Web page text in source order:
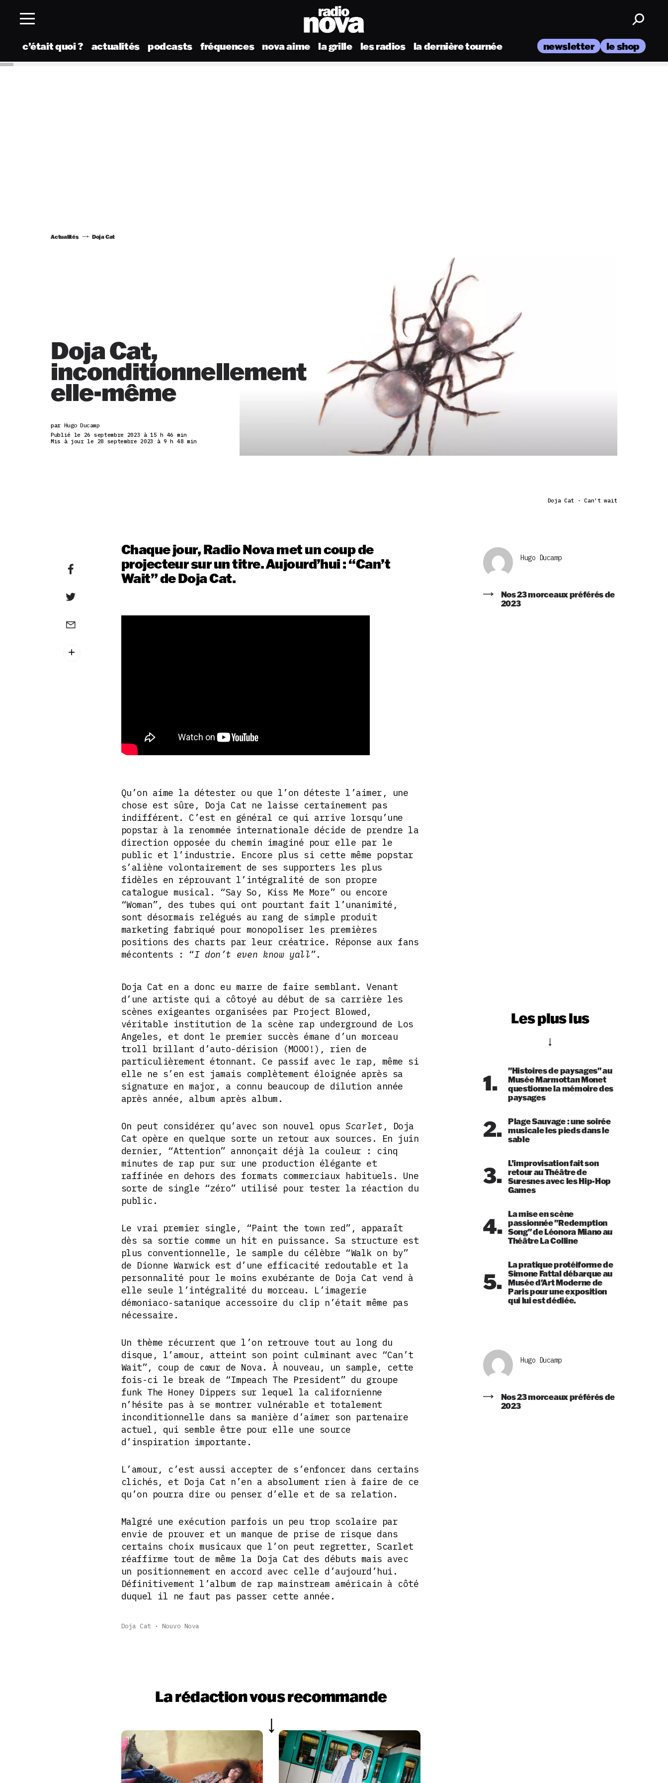
c’était quoi ? actualités podcasts fréquences nova aime la grille les radios la dernière tournée newsletter le shop
Actualités Doja Cat
Doja Cat,
inconditionnellement
elle-même
par Hugo Ducamp
Publié le 26 septembre 2023 à 15 h 46 min
Mis à jour le 28 septembre 2023 à 9 h 48 min
Doja Cat - Can't wait
Chaque jour, Radio Nova met un coup de
projecteur sur un titre. Aujourd’hui : “Can’t
Wait” de Doja Cat.
Qu’on aime la détester ou que l’on déteste l’aimer, une
chose est sûre, Doja Cat ne laisse certainement pas
indifférent. C’est en général ce qui arrive lorsqu’une
popstar à la renommée internationale décide de prendre la
direction opposée du chemin imaginé pour elle par le
public et l’industrie. Encore plus si cette même popstar
s’aliène volontairement de ses supporters les plus
fidèles en réprouvant l’intégralité de son propre
catalogue musical. “Say So, Kiss Me More” ou encore
“Woman”, des tubes qui ont pourtant fait l’unanimité,
sont désormais relégués au rang de simple produit
marketing fabriqué pour monopoliser les premières
positions des charts par leur créatrice. Réponse aux fans
mécontents : “I don’t even know yall”.
Doja Cat en a donc eu marre de faire semblant. Venant
d’une artiste qui a côtoyé au début de sa carrière les
scènes exigeantes organisées par Project Blowed,
véritable institution de la scène rap underground de Los
Angeles, et dont le premier succès émane d’un morceau
troll brillant d’auto-dérision (MOOO!), rien de
particulièrement étonnant. Ce passif avec le rap, même si
elle ne s’en est jamais complètement éloignée après sa
signature en major, a connu beaucoup de dilution année
après année, album après album.
On peut considérer qu’avec son nouvel opusScarlet , Doja
Cat opère en quelque sorte un retour aux sources. En juin
dernier, “Attention” annonçait déjà la couleur : cinq
minutes de rap pur sur une production élégante et
raffinée en dehors des formats commerciaux habituels. Une
sorte de single “zéro” utilisé pour tester la réaction du
public.
Le vrai premier single, “Paint the town red”, apparaît
dès sa sortie comme un hit en puissance. Sa structure est
plus conventionnelle, le sample du célèbre “Walk on by”
de Dionne Warwick est d’une efficacité redoutable et la
personnalité pour le moins exubérante de Doja Cat vend à
elle seule l’intégralité du morceau. L’imagerie
démoniaco-satanique accessoire du clip n’était même pas
nécessaire.
Un thème récurrent que l’on retrouve tout au long du
disque, l’amour, atteint son point culminant avec “Can’t
Wait”, coup de cœur de Nova. À nouveau, un sample, cette
fois-ci le break de “Impeach The President” du groupe
funk The Honey Dippers sur lequel la californienne
n’hésite pas à se montrer vulnérable et totalement
inconditionnelle dans sa manière d’aimer son partenaire
actuel, qui semble être pour elle une source
d’inspiration importante.
L’amour, c’est aussi accepter de s’enfoncer dans certains
clichés, et Doja Cat n’en a absolument rien à faire de ce
qu’on pourra dire ou penser d’elle et de sa relation.
Malgré une exécution parfois un peu trop scolaire par
envie de prouver et un manque de prise de risque dans
certains choix musicaux que l’on peut regretter, Scarlet
réaffirme tout de même la Doja Cat des débuts mais avec
un positionnement en accord avec celle d’aujourd’hui.
Définitivement l’album de rap mainstream américain à côté
duquel il ne faut pas passer cette année.
Doja Cat Nouvo Nova
La rédaction vous recommande
Hugo Ducamp
Nos 23 morceaux préférés de
2023
Les plus lus
1.
"Histoires de paysages" au
Musée Marmottan Monet
questionne la mémoire des
paysages
2. Plage Sauvage : une soirée
musicale les pieds dans le
sable
3. L’improvisation fait son
retour au Théâtre de
Suresnes avec les Hip-Hop
Games
4. La mise en scène
passionnée "Redemption
Song" de Léonora Miano au
Théâtre La Colline
5.
La pratique protéiforme de
Simone Fattal débarque au
Musée d'Art Moderne de
Paris pour une exposition
qui lui est dédiée.
Hugo Ducamp
Nos 23 morceaux préférés de
2023